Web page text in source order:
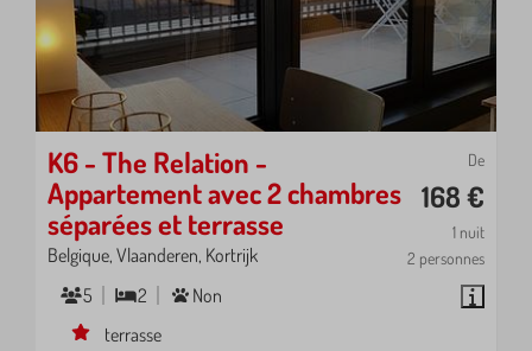
De
168 €
1 nuit
2 personnes
K6 - The Relation -
Appartement avec 2 chambres
séparées et terrasse
Belgique, Vlaanderen, Kortrijk
5
2
Non
terrasse